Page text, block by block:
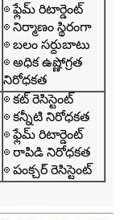
◎ ఫ్లేమ్ రిటార్డెంట్
◎ నిర్మాణం స్థిరంగా
◎ బలం సర్దుబాటు
◎ అధిక ఉష్ణోగ్రత
నిరోధకత
◎ కట్ రెసిస్టెంట్
◎ కన్నీటి నిరోధకత
◎ ఫ్లేమ్ రిటార్డెంట్
◎ రాపిడి నిరోధకత
◎ పంక్చర్ రెసిస్టెంట్